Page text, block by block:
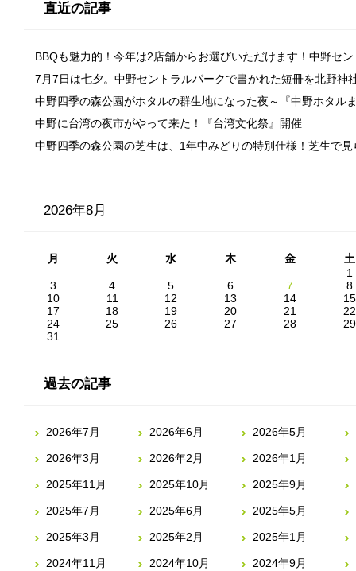
直近の記事
BBQも魅力的！今年は2店舗からお選びいただけます！中野セ
7月7日は七夕。中野セントラルパークで書かれた短冊を北野神
中野四季の森公園がホタルの群生地になった夜～『中野ホタル
中野に台湾の夜市がやって来た！『台湾文化祭』開催
中野四季の森公園の芝生は、1年中みどりの特別仕様！芝生で
2026年8月
月 火 水 木 金
土
1
3
4 5 6 7
8
10
11 12 13 14
15
17
18 19 20 21
22
24
25 26 27 28
29
31
過去の記事
2026年7月 2026年6月 2026年5月
2026年3月 2026年2月 2026年1月
2025年11月 2025年10月 2025年9月
2025年7月 2025年6月 2025年5月
2025年3月 2025年2月 2025年1月
2024年11月 2024年10月 2024年9月